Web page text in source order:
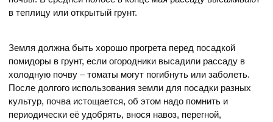
в теплицу или открытый грунт.
Земля должна быть хорошо прогрета перед посадкой
помидоры в грунт, если огородники высадили рассаду в
холодную почву – томаты могут погибнуть или заболеть.
После долгого использования земли для посадки разных
культур, почва истощается, об этом надо помнить и
периодически её удобрять, внося навоз, перегной,